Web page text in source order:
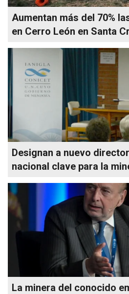
Aumentan más del 70%
en Cerro León en Santa
Designan a nuevo
nacional clave para la
La minera del conocido